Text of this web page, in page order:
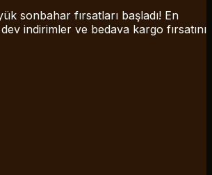
sonbahar fırsatları başladı! En
indirimler ve bedava kargo fırsatını